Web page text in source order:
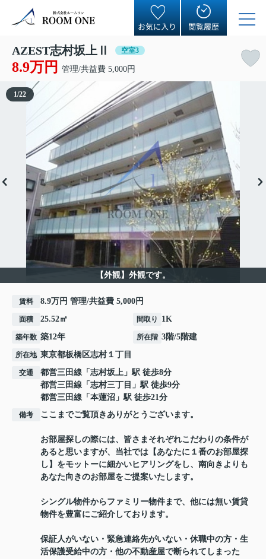
お気に入り 閲覧履歴
AZEST志村坂上Ⅱ 空室3
8.9万円 管理/共益費 5,000円
【外観】外観です。
1/22
賃料 8.9万円 管理/共益費 5,000円
面積 25.52㎡ 間取り 1K
築年数 築12年 所在階 3階/5階建
所在地 東京都板橋区志村１丁目
交通 都営三田線 「 志村坂上 」駅 徒歩8分
都営三田線 「 志村三丁目 」駅 徒歩9分
都営三田線 「 本蓮沼 」駅 徒歩21分
備考 ここまでご覧頂きありがとうございます。
お部屋探しの際には、皆さまそれぞれこだわりの条件が
あると思いますが、当社では【あなたに１番のお部屋探
し】をモットーに細かいヒアリングをし、南向きよりも
あなた向きのお部屋をご提案いたします。
シングル物件からファミリー物件まで、他には無い賃貸
物件を豊富にご紹介しております。
保証人がいない・緊急連絡先がいない・休職中の方・生
活保護受給中の方・他の不動産屋で断られてしまった